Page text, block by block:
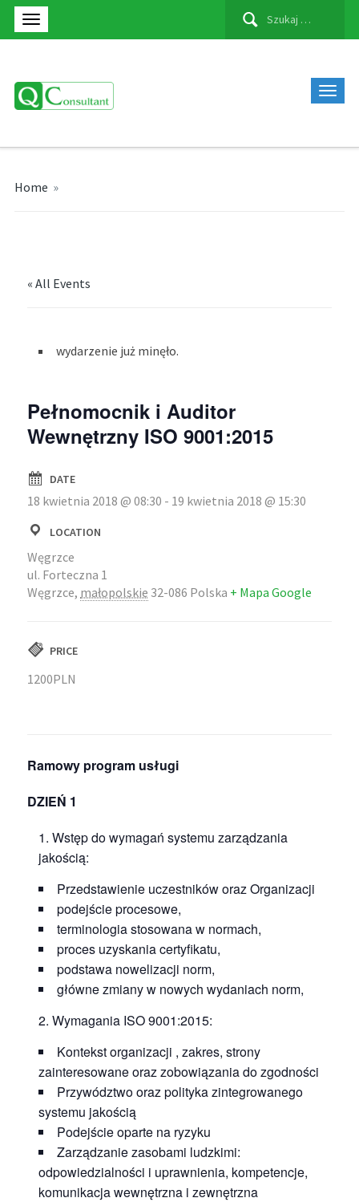
Szukaj:
Home »
« All Events
wydarzenie już minęło.
Pełnomocnik i Auditor
Wewnętrzny ISO 9001:2015
DATE
18 kwietnia 2018 @ 08:30 - 19 kwietnia 2018 @ 15:30
LOCATION
Węgrzce
ul. Forteczna 1
Węgrzce, małopolskie 32-086 Polska + Mapa Google
PRICE
1200PLN
Ramowy program usługi
DZIEŃ 1
Wstęp do wymagań systemu zarządzania
jakością:
Przedstawienie uczestników oraz Organizacji
podejście procesowe,
terminologia stosowana w normach,
proces uzyskania certyfikatu,
podstawa nowelizacji norm,
główne zmiany w nowych wydaniach norm,
Wymagania ISO 9001:2015:
Kontekst organizacji , zakres, strony
zainteresowane oraz zobowiązania do zgodności
Przywództwo oraz polityka zintegrowanego
systemu jakością
Podejście oparte na ryzyku
Zarządzanie zasobami ludzkimi:
odpowiedzialności i uprawnienia, kompetencje,
komunikacja wewnętrzna i zewnętrzna